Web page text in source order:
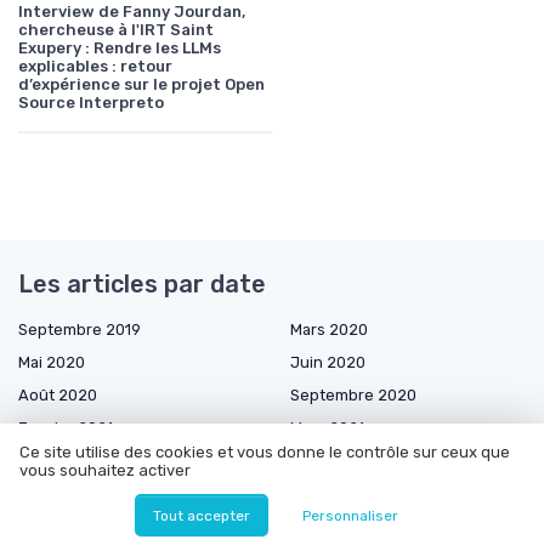
Interview de Fanny Jourdan,
chercheuse à l'IRT Saint
Exupery : Rendre les LLMs
explicables : retour
d’expérience sur le projet Open
Source Interpreto
Les articles par date
Septembre 2019
Mars 2020
Mai 2020
Juin 2020
Août 2020
Septembre 2020
Janvier 2021
Mars 2021
Avril 2021
Mai 2021
Septembre 2021
Ce site utilise des cookies et vous donne le contrôle sur ceux que
vous souhaitez activer
Tout accepter Personnaliser